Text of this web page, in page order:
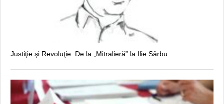
Justiţie şi Revoluţie. De la „Mitralieră” la Ilie Sârbu